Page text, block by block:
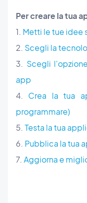
Per creare la tua
1. Metti le tue idee
2. Scegli la
3. Scegli
app
4. Crea la tua
programmare)
5. Testa la tua
6. Pubblica la tua
7. Aggiorna e